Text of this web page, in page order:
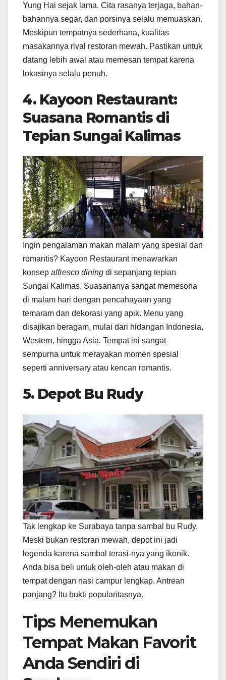
Yung Hai sejak lama. Cita rasanya terjaga, bahan-
bahannya segar, dan porsinya selalu memuaskan.
Meskipun tempatnya sederhana, kualitas
masakannya rival restoran mewah. Pastikan untuk
datang lebih awal atau memesan tempat karena
lokasinya selalu penuh.
4. Kayoon Restaurant:
Suasana Romantis di
Tepian Sungai Kalimas
Ingin pengalaman makan malam yang spesial dan
romantis? Kayoon Restaurant menawarkan
konsep alfresco dining di sepanjang tepian
Sungai Kalimas. Suasananya sangat memesona
di malam hari dengan pencahayaan yang
temaram dan dekorasi yang apik. Menu yang
disajikan beragam, mulai dari hidangan Indonesia,
Western, hingga Asia. Tempat ini sangat
sempurna untuk merayakan momen spesial
seperti anniversary atau kencan romantis.
5. Depot Bu Rudy
Tak lengkap ke Surabaya tanpa sambal bu Rudy.
Meski bukan restoran mewah, depot ini jadi
legenda karena sambal terasi-nya yang ikonik.
Anda bisa beli untuk oleh-oleh atau makan di
tempat dengan nasi campur lengkap. Antrean
panjang? Itu bukti popularitasnya.
Tips Menemukan
Tempat Makan Favorit
Anda Sendiri di